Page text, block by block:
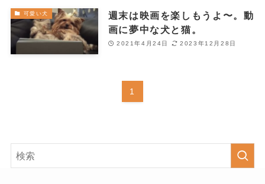
可愛い犬
週末は映画を楽しもうよ〜。動
画に夢中な犬と猫。
2021年4月24日 2023年12月28日
1